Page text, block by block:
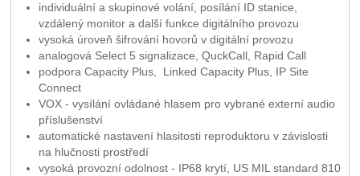
individuální a skupinové volání, posílání ID stanice,
vzdálený monitor a další funkce digitálního provozu
vysoká úroveň šifrování hovorů v digitální provozu
analogová Select 5 signalizace, QuckCall, Rapid Call
podpora Capacity Plus, Linked Capacity Plus, IP Site
Connect
VOX - vysílání ovládané hlasem pro vybrané externí audio
příslušenství
automatické nastavení hlasitosti reproduktoru v závislosti
na hlučnosti prostředí
vysoká provozní odolnost - IP68 krytí, US MIL standard 810